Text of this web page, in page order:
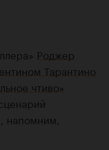
Роджер
Тарантино
чтиво»
напомним,